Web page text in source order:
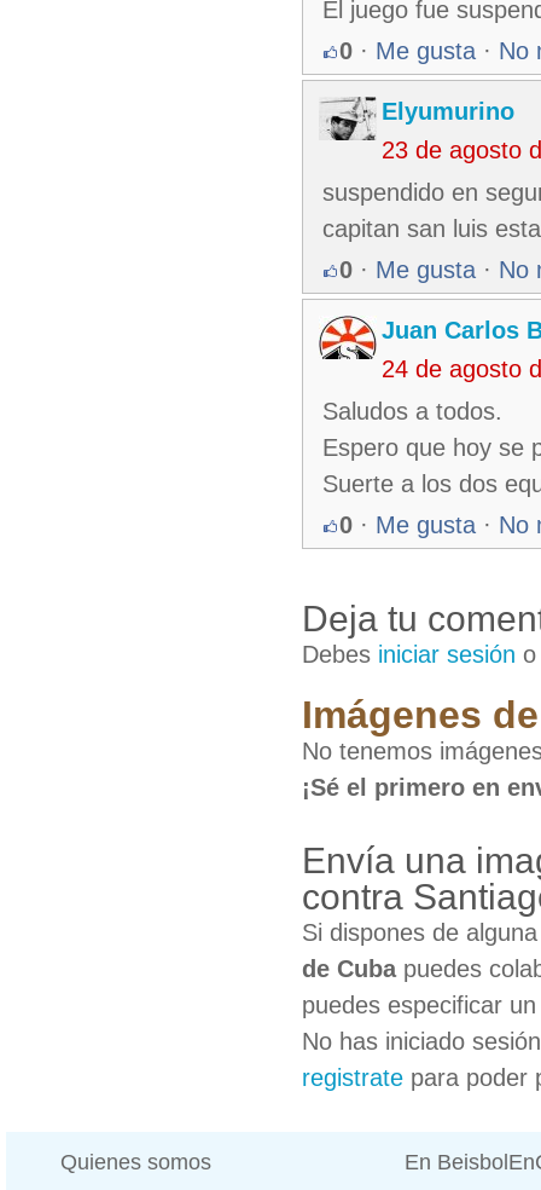
El juego fue
0 · Me gusta · No
Elyumurino
23 de agosto
suspendido en
capitan san luis
0 · Me gusta · No
Juan Carlos
24 de agosto
Saludos a todos.
Espero que hoy se
Suerte a los dos
0 · Me gusta · No
Deja tu
Debes iniciar sesión
Imágenes
No tenemos
¡Sé el primero en
Envía una
contra
Si dispones de
de Cubapuedes
puedes especificar
No has iniciado
registrate para poder
Quienes somos En